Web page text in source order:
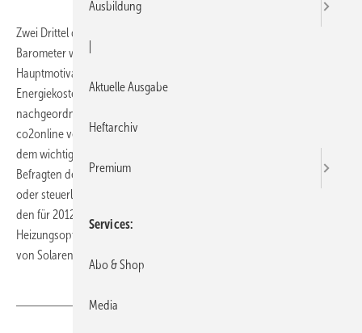
Zwei Drittel der Umfrage-Teilnehmer aus dem aktuellen Klima-
Barometer wollen in 2012 ihr Gebäude modernisieren.
Hauptmotivation für die Modernisierung sind die steigenden
Energiekosten. Das Interesse am Klimaschutz ist der Kostenfrage
nachgeordnet, wie die Ergebnisse des von der gemeinnützigen
co2online veröffentlichten Klima-Barometers zeigen. Gefragt nach
dem wichtigsten Anreiz für Modernisierungen, nennen 46 % der
Befragten den Anstieg der Energiekosten. Staatliche Förderungen
oder steuerliche Anreize stehen mit jeweils 22 % an zweiter Stelle. Bei
den für 2012 geplanten Maßnahmen nehmen Dämmung (26 %) und
Heizungsoptimierung (25 %) die vordersten Plätze ein. Den Einsatz
von Solarenergie planen 14 %.
Ausbildung
Aktuelle Ausgabe
Heftarchiv
Premium
Services
Abo & Shop
Media